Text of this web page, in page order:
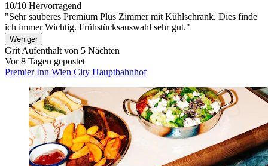
10/10 Hervorragend
"Sehr sauberes Premium Plus Zimmer mit Kühlschrank. Dies finde
ich immer Wichtig. Frühstücksauswahl sehr gut."
Weniger
Grit Aufenthalt von 5 Nächten
Vor 8 Tagen gepostet
Premier Inn Wien City Hauptbahnhof